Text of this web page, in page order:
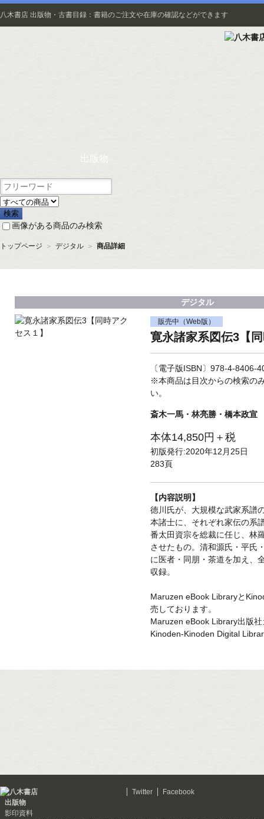
八木書店 出版物・古書目録：書籍のご注文や在庫の確認などができます
出版物
画像がある商品のみ検索
トップページ ＞ デジタル ＞ 商品詳細
デジタル
販売中（Web版）
寛永諸家系図伝3【
〔電子版ISBN〕978-4-8406-
※本商品は目次からの検索の
い。
斎木一馬・林亮勝・橋本政宣
本体14,850円＋税
初版発行:2020年12月25日
283頁
【内容説明】
徳川氏が、大規模な武家系譜
本諸士に、それぞれ家伝の系
番太田資宗を総裁に任じ、林
させたもの。清和源氏・平氏
に医者・同朋・茶道を加え、
収録。
Maruzen eBook Libraryと
売しております。
Maruzen eBook Library出版
Kinoden-Kinoden Digital
Twitter
Facebook
出版物
影印資料